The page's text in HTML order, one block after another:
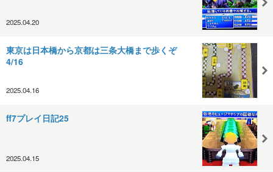
2025.04.20
東京は日本橋から京都は三条大橋まで歩くぞ
4/16
2025.04.16
ff7プレイ日記25
2025.04.15